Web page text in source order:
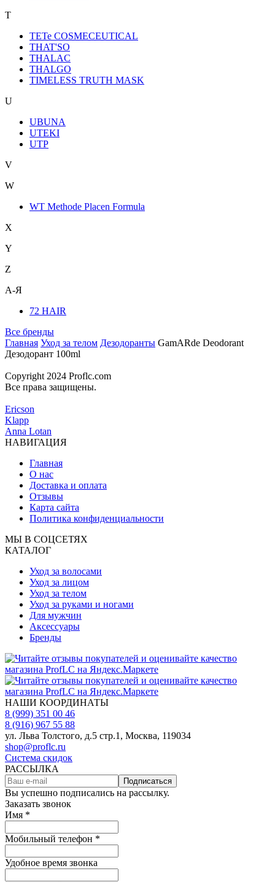
T
TETe COSMECEUTICAL
THAT'SO
THALAC
THALGO
TIMELESS TRUTH MASK
U
UBUNA
UTEKI
UTP
V
W
WT Methode Placen Formula
X
Y
Z
А-Я
72 HAIR
Все бренды
Главная Уход за телом Дезодоранты GamARde Deodorant
Дезодорант 100ml
Copyright 2024 Proflc.com
Все права защищены.
Ericson
Klapp
Anna Lotan
НАВИГАЦИЯ
Главная
О нас
Доставка и оплата
Отзывы
Карта сайта
Политика конфиденциальности
МЫ В СОЦСЕТЯХ
КАТАЛОГ
Уход за волосами
Уход за лицом
Уход за телом
Уход за руками и ногами
Для мужчин
Аксессуары
Бренды
НАШИ КООРДИНАТЫ
8 (999) 351 00 46
8 (916) 967 55 88
ул. Льва Толстого, д.5 стр.1, Москва, 119034
shop@proflc.ru
Система скидок
РАССЫЛКА
Подписаться
Вы успешно подписались на рассылку.
Заказать звонок
Имя *
Мобильный телефон *
Удобное время звонка